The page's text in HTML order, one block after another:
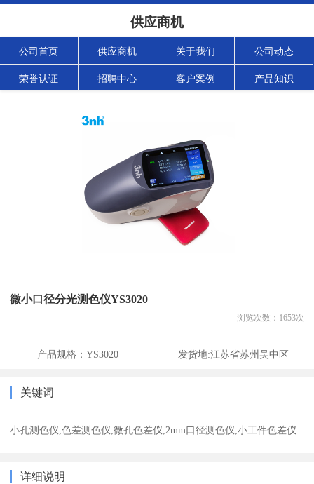
供应商机
公司首页 供应商机 关于我们 公司动态
荣誉认证 招聘中心 客户案例 产品知识
微小口径分光测色仪YS3020
浏览次数： 1653次
产品规格： YS3020 发货地:江苏省苏州吴中区
关键词
小孔测色仪,色差测色仪,微孔色差仪,2mm口径测色仪,小工件色差仪
详细说明